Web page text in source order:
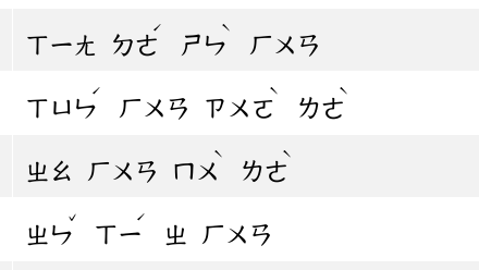
ㄒㄧㄤ ㄉㄜ
ˊ
ㄕㄣ
ˋ
ㄏㄨㄢ
ㄒㄩㄣ
ˊ
ㄏㄨㄢ ㄗㄨㄛ
ˋ
ㄌㄜ
ˋ
ㄓㄠ ㄏㄨㄢ ㄇㄨ
ˋ
ㄌㄜ
ˋ
ㄓㄣ
ˇ
ㄒㄧ
ˊ
ㄓ ㄏㄨㄢ